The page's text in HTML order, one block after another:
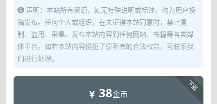
声明：本站所有资源，如无特殊说明或标注，均为用户投
稿发布。任何个人或组织，在未征得本站同意时，禁止复
制、盗用、采集、发布本站内容到任何网站、书籍等各类媒
体平台。如若本站内容侵犯了原著者的合法权益，可联系我
们进行处理。
下载
38金币